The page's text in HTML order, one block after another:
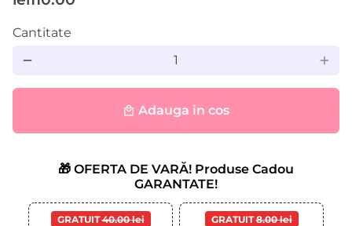
Cantitate
remove add
local_mall Adauga in cos
🎁 OFERTA DE VARĂ! Produse Cadou
GARANTATE!
GRATUIT40.00 lei GRATUIT8.00 lei